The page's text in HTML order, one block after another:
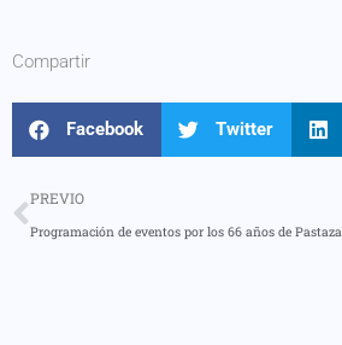
Compartir
Facebook Twitter
PREVIO
Programación de eventos por los 66 años de Pastaza